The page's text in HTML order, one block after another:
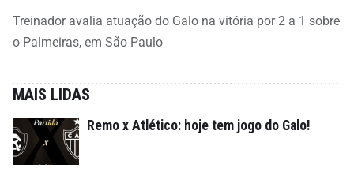
Treinador avalia atuação do Galo na vitória por 2 a 1 sobre
o Palmeiras, em São Paulo
MAIS LIDAS
Remo x Atlético: hoje tem jogo do Galo!